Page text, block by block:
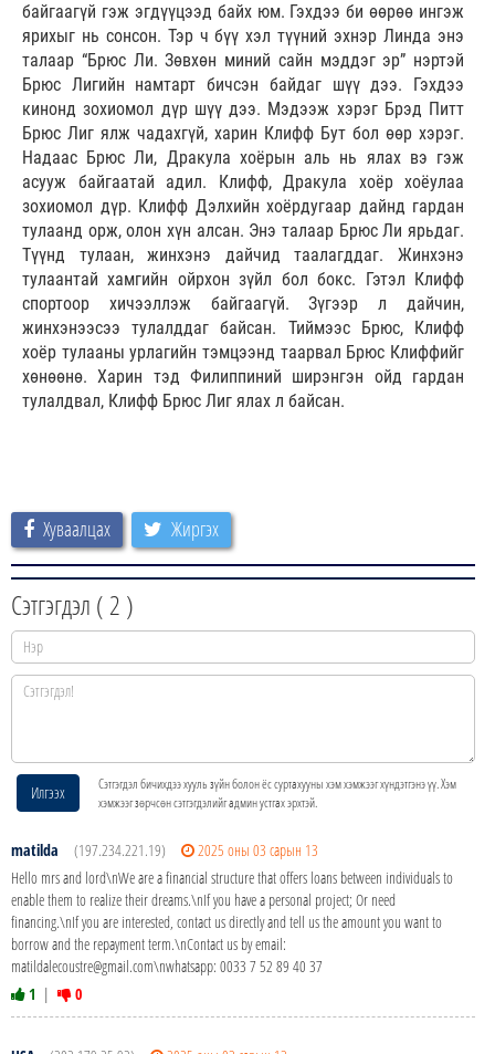
байгаагүй гэж эгдүүцээд байх юм. Гэхдээ би өөрөө ингэж
ярихыг нь сонсон. Тэр ч бүү хэл түүний эхнэр Линда энэ
талаар “Брюс Ли. Зөвхөн миний сайн мэддэг эр” нэртэй
Брюс Лигийн намтарт бичсэн байдаг шүү дээ. Гэхдээ
кинонд зохиомол дүр шүү дээ. Мэдээж хэрэг Брэд Питт
Брюс Лиг ялж чадахгүй, харин Клифф Бут бол өөр хэрэг.
Надаас Брюс Ли, Дракула хоёрын аль нь ялах вэ гэж
асууж байгаатай адил. Клифф, Дракула хоёр хоёулаа
зохиомол дүр. Клифф Дэлхийн хоёрдугаар дайнд гардан
тулаанд орж, олон хүн алсан. Энэ талаар Брюс Ли ярьдаг.
Түүнд тулаан, жинхэнэ дайчид таалагддаг. Жинхэнэ
тулаантай хамгийн ойрхон зүйл бол бокс. Гэтэл Клифф
спортоор хичээллэж байгаагүй. Зүгээр л дайчин,
жинхэнээсээ тулалддаг байсан. Тиймээс Брюс, Клифф
хоёр тулааны урлагийн тэмцээнд таарвал Брюс Клиффийг
хөнөөнө. Харин тэд Филиппиний ширэнгэн ойд гардан
тулалдвал, Клифф Брюс Лиг ялах л байсан.
Хуваалцах Жиргэх
Сэтгэгдэл (2 )
Илгээх
Сэтгэгдэл бичихдээ хууль зүйн болон ёс суртахууны хэм хэмжээг хүндэтгэнэ үү. Хэм
хэмжээг зөрчсөн сэтгэгдэлийг админ устгах эрхтэй.
matilda (197.234.221.19)
2025 оны 03 сарын 13
Hello mrs and lord\nWe are a financial structure that offers loans between individuals to
enable them to realize their dreams.\nIf you have a personal project; Or need
financing.\nIf you are interested, contact us directly and tell us the amount you want to
borrow and the repayment term.\nContact us by email:
matildalecoustre@gmail.com\nwhatsapp: 0033 7 52 89 40 37
1 | 0